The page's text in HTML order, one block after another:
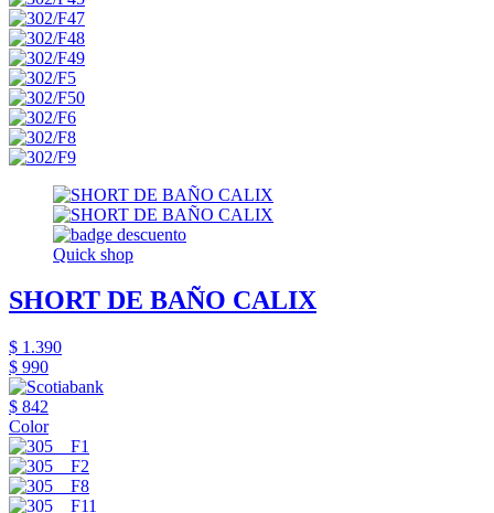
Quick shop
SHORT DE BAÑO CALIX
$ 1.390
$ 990
$ 842
Color